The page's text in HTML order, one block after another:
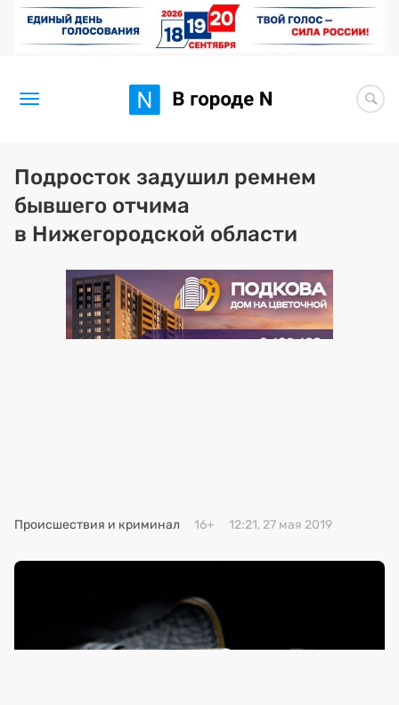
Новости
Статьи
Здоровье
BORЩ
Искусство исцелять
Подросток задушил ремнем
бывшего отчима
в Нижегородской области
Происшествия и криминал 16+ 12:21, 27 мая 2019